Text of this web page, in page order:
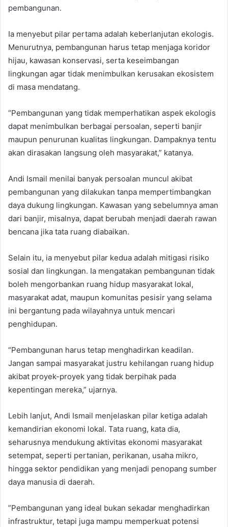
pembangunan.
Ia menyebut pilar pertama adalah keberlanjutan ekologis.
Menurutnya, pembangunan harus tetap menjaga koridor
hijau, kawasan konservasi, serta keseimbangan
lingkungan agar tidak menimbulkan kerusakan ekosistem
di masa mendatang.
“Pembangunan yang tidak memperhatikan aspek ekologis
dapat menimbulkan berbagai persoalan, seperti banjir
maupun penurunan kualitas lingkungan. Dampaknya tentu
akan dirasakan langsung oleh masyarakat,” katanya.
Andi Ismail menilai banyak persoalan muncul akibat
pembangunan yang dilakukan tanpa mempertimbangkan
daya dukung lingkungan. Kawasan yang sebelumnya aman
dari banjir, misalnya, dapat berubah menjadi daerah rawan
bencana jika tata ruang diabaikan.
Selain itu, ia menyebut pilar kedua adalah mitigasi risiko
sosial dan lingkungan. Ia mengatakan pembangunan tidak
boleh mengorbankan ruang hidup masyarakat lokal,
masyarakat adat, maupun komunitas pesisir yang selama
ini bergantung pada wilayahnya untuk mencari
penghidupan.
“Pembangunan harus tetap menghadirkan keadilan.
Jangan sampai masyarakat justru kehilangan ruang hidup
akibat proyek-proyek yang tidak berpihak pada
kepentingan mereka,” ujarnya.
Lebih lanjut, Andi Ismail menjelaskan pilar ketiga adalah
kemandirian ekonomi lokal. Tata ruang, kata dia,
seharusnya mendukung aktivitas ekonomi masyarakat
setempat, seperti pertanian, perikanan, usaha mikro,
hingga sektor pendidikan yang menjadi penopang sumber
daya manusia di daerah.
”Pembangunan yang ideal bukan sekadar menghadirkan
infrastruktur, tetapi juga mampu memperkuat potensi